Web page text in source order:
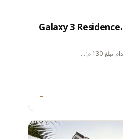
شقة 2+1 فسيحة للبيع – Galaxy 3 Residence،
→